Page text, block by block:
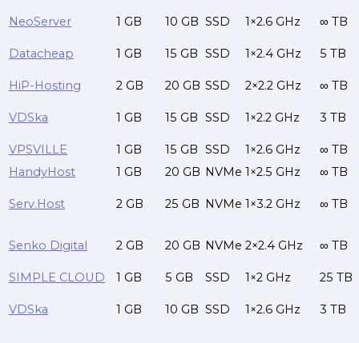
NeoServer 1 GB 10 GB SSD 1×2.6 GHz ∞ TB
Datacheap 1 GB 15 GB SSD 1×2.4 GHz 5 TB
HiP-Hosting 2 GB 20 GB SSD 2×2.2 GHz ∞ TB
VDSka 1 GB 15 GB SSD 1×2.2 GHz 3 TB
VPSVILLE 1 GB 15 GB SSD 1×2.6 GHz
∞ TB
HandyHost
1 GB 20 GB NVMe 1×2.5 GHz ∞ TB
Serv.Host 2 GB 25 GB NVMe 1×3.2 GHz ∞ TB
Senko Digital 2 GB 20 GB NVMe 2×2.4 GHz ∞ TB
SIMPLE CLOUD 1 GB 5 GB SSD 1×2 GHz 25 TB
VDSka 1 GB 10 GB SSD 1×2.6 GHz 3 TB